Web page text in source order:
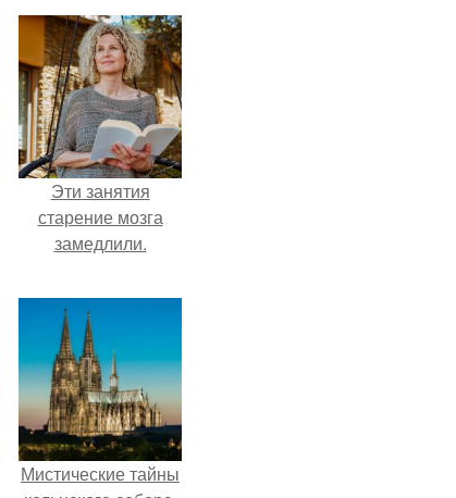
Эти занятия
старение мозга
замедлили.
Мистические тайны